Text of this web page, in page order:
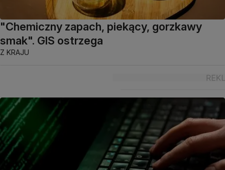
"Chemiczny zapach, piekący, gorzkawy
smak". GIS ostrzega
Z KRAJU